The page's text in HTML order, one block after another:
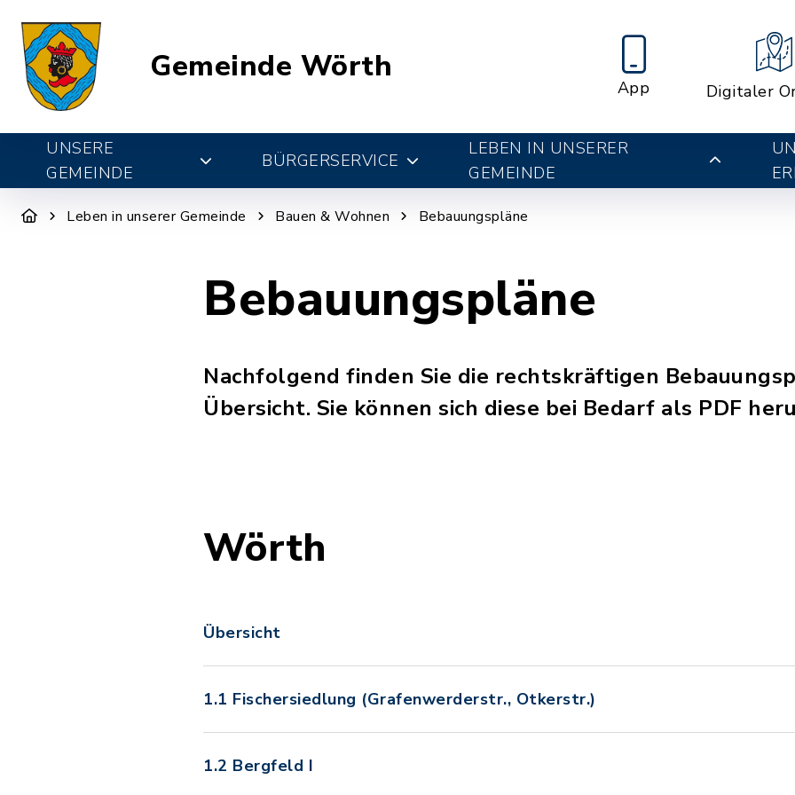
Gemeinde Wörth
App Digitaler
UNSERE
GEMEINDE
BÜRGERSERVICE
LEBEN IN UNSERER
GEMEINDE
Leben in unserer Gemeinde Bauen & Wohnen Bebauungspläne
Bebauungspläne
Nachfolgend finden Sie die rechtskräftigen
Übersicht. Sie können sich diese bei Bedarf als PDF
Wörth
Übersicht
1.1 Fischersiedlung (Grafenwerderstr., Otkerstr.)
1.2 Bergfeld I